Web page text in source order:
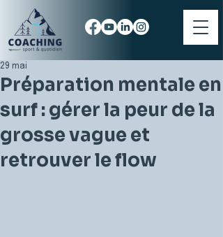
Préparation mentale en
surf : gérer la peur de la
grosse vague et
retrouver le flow
29 mai